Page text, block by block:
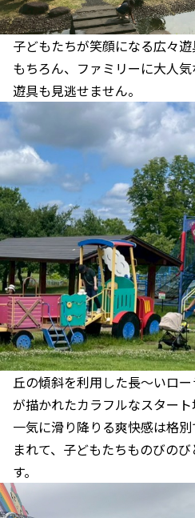
子どもたちが笑顔になる広々
もちろん、ファミリーに大人
遊具も見逃せません。
丘の傾斜を利用した長〜いロ
が描かれたカラフルなスター
一気に滑り降りる爽快感は格
まれて、子どもたちものびの
す。